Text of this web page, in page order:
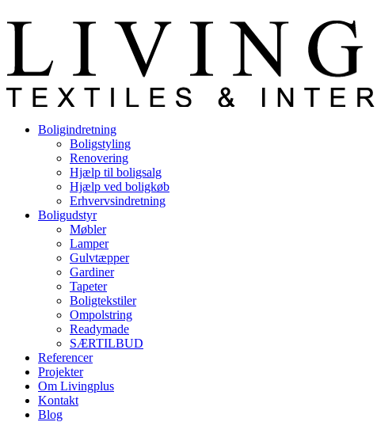
Boligindretning
Boligstyling
Renovering
Hjælp til boligsalg
Hjælp ved boligkøb
Erhvervsindretning
Boligudstyr
Møbler
Lamper
Gulvtæpper
Gardiner
Tapeter
Boligtekstiler
Ompolstring
Readymade
SÆRTILBUD
Referencer
Projekter
Om Livingplus
Kontakt
Blog